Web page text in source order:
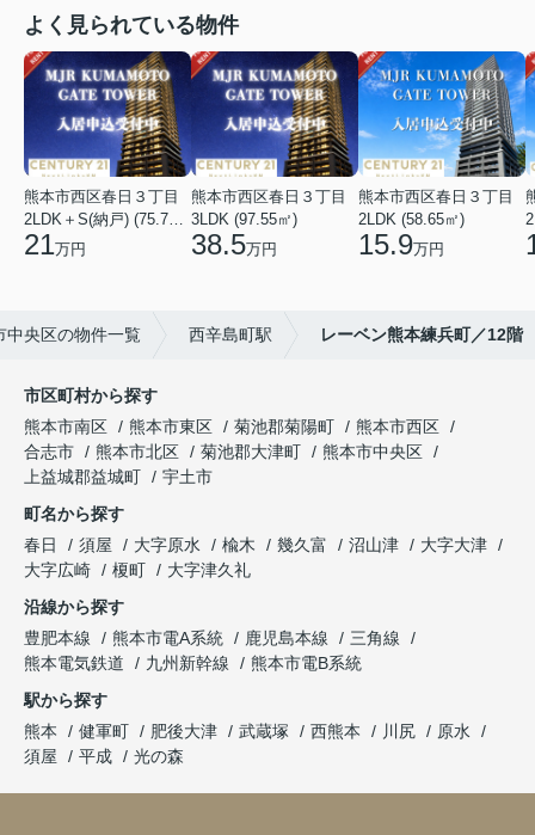
よく見られている物件
熊本市西区春日３丁目
2LDK＋S(納戸) (75.74㎡)
21万円
熊本市西区春日３丁目
3LDK (97.55㎡)
38.5万円
熊本市西区春日３丁目
2LDK (58.65㎡)
15.9万円
中央区の物件一覧 西辛島町駅 レーベン熊本練兵町／12階
市区町村から探す
熊本市南区
熊本市東区 菊池郡菊陽町
熊本市西区
合志市
熊本市北区 菊池郡大津町
熊本市中央区
上益城郡益城町
宇土市
町名から探す
春日
須屋 大字原水 楡木 幾久富 沼山津
大字大津
大字広崎
榎町
大字津久礼
沿線から探す
豊肥本線
熊本市電A系統 鹿児島本線
三角線
熊本電気鉄道
九州新幹線
熊本市電B系統
駅から探す
熊本
健軍町 肥後大津 武蔵塚 西熊本 川尻
原水
須屋
平成 光の森